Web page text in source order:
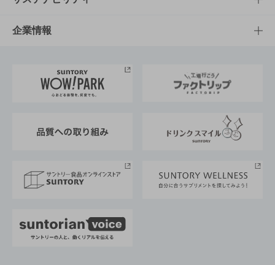
栄養成分一覧
工場見学
地域情報
サントリーホール
サントリーサンバーズ大阪
サステナビリティTOP
サントリーが考えるサステナビリティ経営
企業情報
企業概要
採用情報